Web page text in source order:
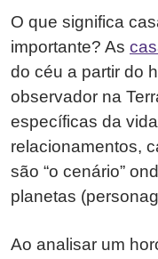
O que significa
importante? As
do céu a partir do
observador na
específicas da
relacionamentos,
são “o cenário”
planetas
Ao analisar um